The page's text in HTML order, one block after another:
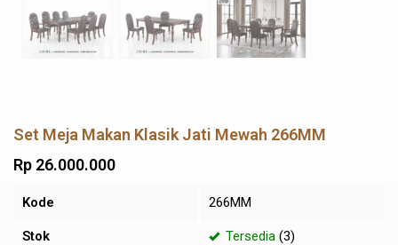
Set Meja Makan Klasik Jati Mewah 266MM
Rp 26.000.000
Kode 266MM
Stok Tersedia (3)